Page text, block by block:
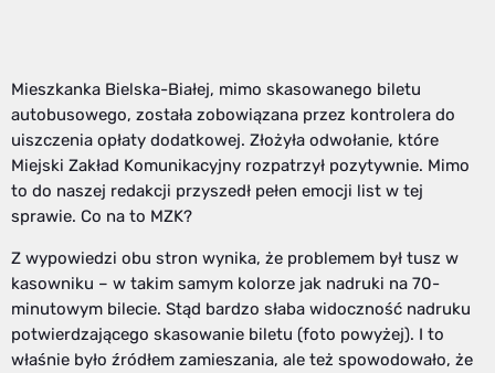
Mieszkanka Bielska-Białej, mimo skasowanego biletu
autobusowego, została zobowiązana przez kontrolera do
uiszczenia opłaty dodatkowej. Złożyła odwołanie, które
Miejski Zakład Komunikacyjny rozpatrzył pozytywnie. Mimo
to do naszej redakcji przyszedł pełen emocji list w tej
sprawie. Co na to MZK?
Z wypowiedzi obu stron wynika, że problemem był tusz w
kasowniku – w takim samym kolorze jak nadruki na 70-
minutowym bilecie. Stąd bardzo słaba widoczność nadruku
potwierdzającego skasowanie biletu (foto powyżej). I to
właśnie było źródłem zamieszania, ale też spowodowało, że